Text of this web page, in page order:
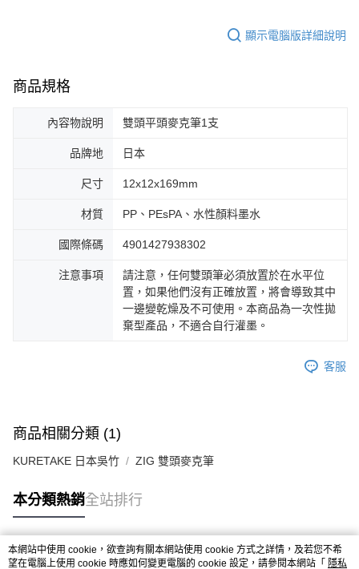
顯示電腦版詳細說明
商品規格
內容物說明 雙頭平頭麥克筆1支
品牌地 日本
尺寸 12x12x169mm
材質 PP、PEsPA、水性顏料墨水
國際條碼 4901427938302
注意事項
請注意，任何雙頭筆必須放置於在水平位
置，如果他們沒有正確放置，將會導致其中
一邊變乾燥及不可使用。本商品為一次性拋
棄型產品，不適合自行灌墨。
客服
商品相關分類 (1)
KURETAKE 日本吳竹 ZIG 雙頭麥克筆
本分類熱銷全站排行
熱門標籤
本網站中使用 cookie，欲查詢有關本網站使用 cookie 方式之詳情，及若您不希
望在電腦上使用 cookie 時應如何變更電腦的 cookie 設定，請參閱本網站「 隱私